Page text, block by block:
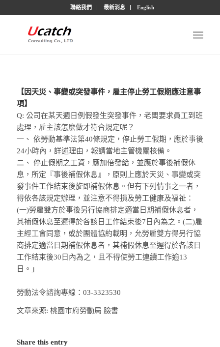
聯絡我們 最新消息 English
【因天災、事變或突發事件，雇主停止勞工假期應注意事
項】
Q: 公司在某天週日例假發生突發事件，老闆要求員工到班
處理，雇主該怎麼做才符合規定呢？
一、 依勞動基準法第40條規定，停止勞工假期，應於事後
24小時內，詳述理由，報請當地主管機關核備。
二、 停止假期之工資，應加倍發給，並應於事後補假休
息，所定『事後補假休息』，原則上應於天災、事變或突
發事件工作結束後旋即補假休息。但有下列情事之一者，
得依各該規定辦理，並注意不得損及勞工健康及福祉：
(一)勞雇雙方於事後另行協商排定適當日期補假休息者，
其補假休息至遲得於各該日工作結束後7日內為之。(二)雇
主經工會同意，或於團體協約載明，允勞雇雙方得另行協
商排定適當日期補假休息者，其補假休息至遲得於各該日
工作結束後30日內為之，且不得使勞工連續工作逾13
日。」
勞動法令諮詢專線：03-3323530
文章來源: 桃園市府勞動局 臉書
Share this entry